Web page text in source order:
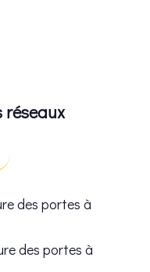
réseaux
des portes à
des portes à